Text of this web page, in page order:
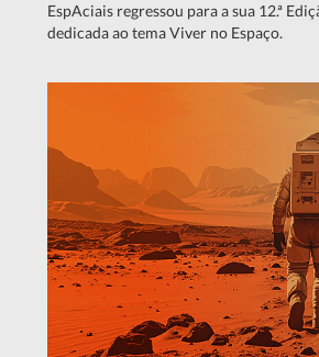
EspAciais regressou para a sua 12.ª
dedicada ao tema Viver no Espaço.